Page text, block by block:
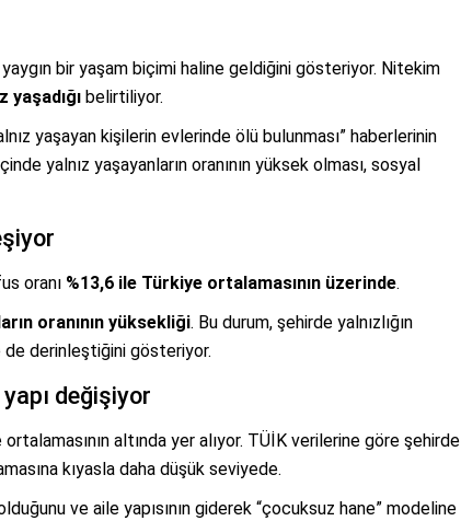
bir yaşam biçimi haline geldiğini gösteriyor. Nitekim
yaşadığı belirtiliyor.
yaşayan kişilerin evlerinde ölü bulunması” haberlerinin
yalnız yaşayanların oranının yüksek olması, sosyal
oranı %13,6 ile Türkiye ortalamasının üzerinde.
oranının yüksekliği. Bu durum, şehirde yalnızlığın
de derinleştiğini gösteriyor.
değişiyor
altında yer alıyor. TÜİK verilerine göre şehirde
kıyasla daha düşük seviyede.
ve aile yapısının giderek “çocuksuz hane” modeline